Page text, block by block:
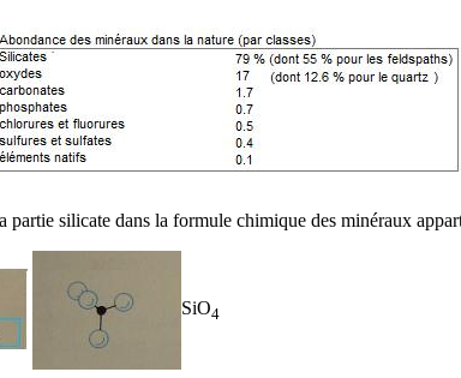
partie silicate dans la formule chimique des minéraux
SiO4